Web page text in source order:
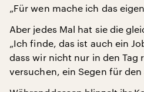
„Für wen mache ich das
Aber jedes Mal hat sie die
„Ich finde, das ist auch ein
dass wir nicht nur in den Tag
versuchen, ein Segen für den